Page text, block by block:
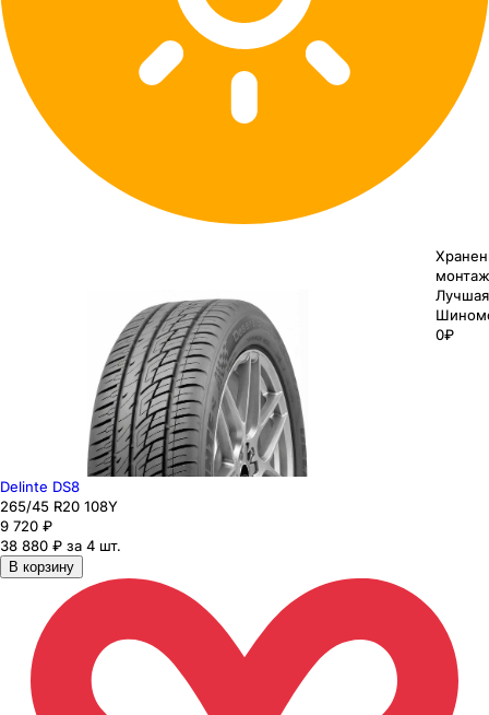
0₽
Delinte DS8
265/45 R20 108Y
9 720 ₽
38 880 ₽ за 4 шт.
В корзину